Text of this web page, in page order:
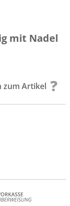
mit Nadel
zum Artikel